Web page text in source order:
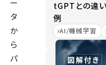
ー
タ
か
ら
パ
tGPTとの違
例
AI/機械学習